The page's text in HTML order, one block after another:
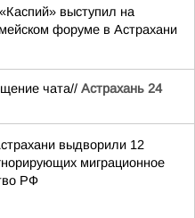
выступил на
форуме в Астрахани
чата// Астрахань 24
выдворили 12
миграционное
РФ